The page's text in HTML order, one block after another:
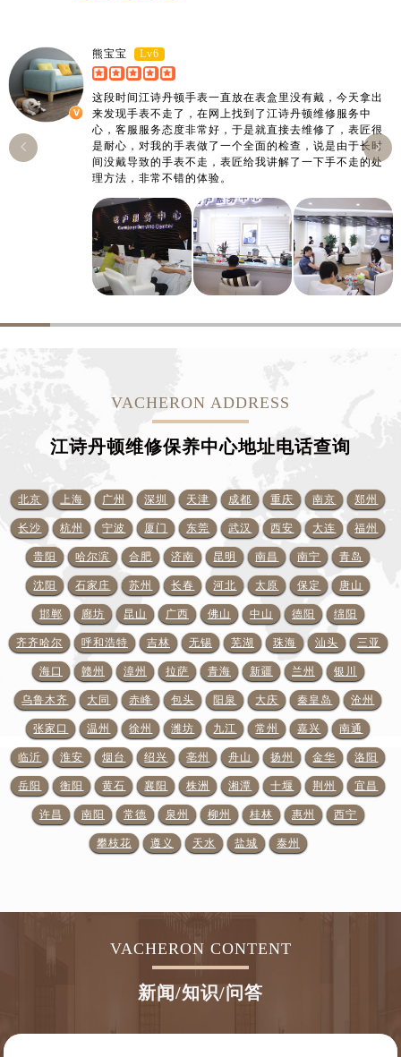
熊宝宝 Lv6
这段时间江诗丹顿手表一直放在表盒里没有戴，今天拿出
来发现手表不走了，在网上找到了江诗丹顿维修服务中
心，客服服务态度非常好，于是就直接去维修了，表匠很
是耐心，对我的手表做了一个全面的检查，说是由于长时
间没戴导致的手表不走，表匠给我讲解了一下手不走的处
理方法，非常不错的体验。


VACHERON ADDRESS
江诗丹顿维修保养中心地址电话查询
北京 上海 广州 深圳 天津 成都 重庆 南京 郑州
长沙 杭州 宁波 厦门 东莞 武汉 西安 大连 福州
贵阳 哈尔滨 合肥 济南 昆明 南昌 南宁 青岛
沈阳 石家庄 苏州 长春 河北 太原 保定 唐山
邯郸 廊坊 昆山 广西 佛山 中山 德阳 绵阳
齐齐哈尔 呼和浩特 吉林 无锡 芜湖 珠海 汕头 三亚
海口 赣州 漳州 拉萨 青海 新疆 兰州 银川
乌鲁木齐 大同 赤峰 包头 阳泉 大庆 秦皇岛 沧州
张家口 温州 徐州 潍坊 九江 常州 嘉兴 南通
临沂 淮安 烟台 绍兴 亳州 舟山 扬州 金华 洛阳
岳阳 衡阳 黄石 襄阳 株洲 湘潭 十堰 荆州 宜昌
许昌 南阳 常德 泉州 柳州 桂林 惠州 西宁
攀枝花 遵义 天水 盐城 泰州
VACHERON CONTENT
新闻/知识/问答